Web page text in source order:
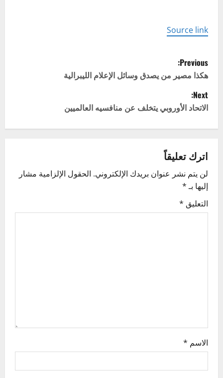
Source link
P
o
s
a
v
i
n
Previous:
هكذا مصير من يصدق وسائل الإعلام الليبرالية
Next:
الاتحاد الأوروبي يتخلف عن منافسيه العالميين
اترك تعليقاً
لن يتم نشر عنوان بريدك الإلكتروني. الحقول الإلزامية مشار
إليها بـ*
التعليق *
الاسم *